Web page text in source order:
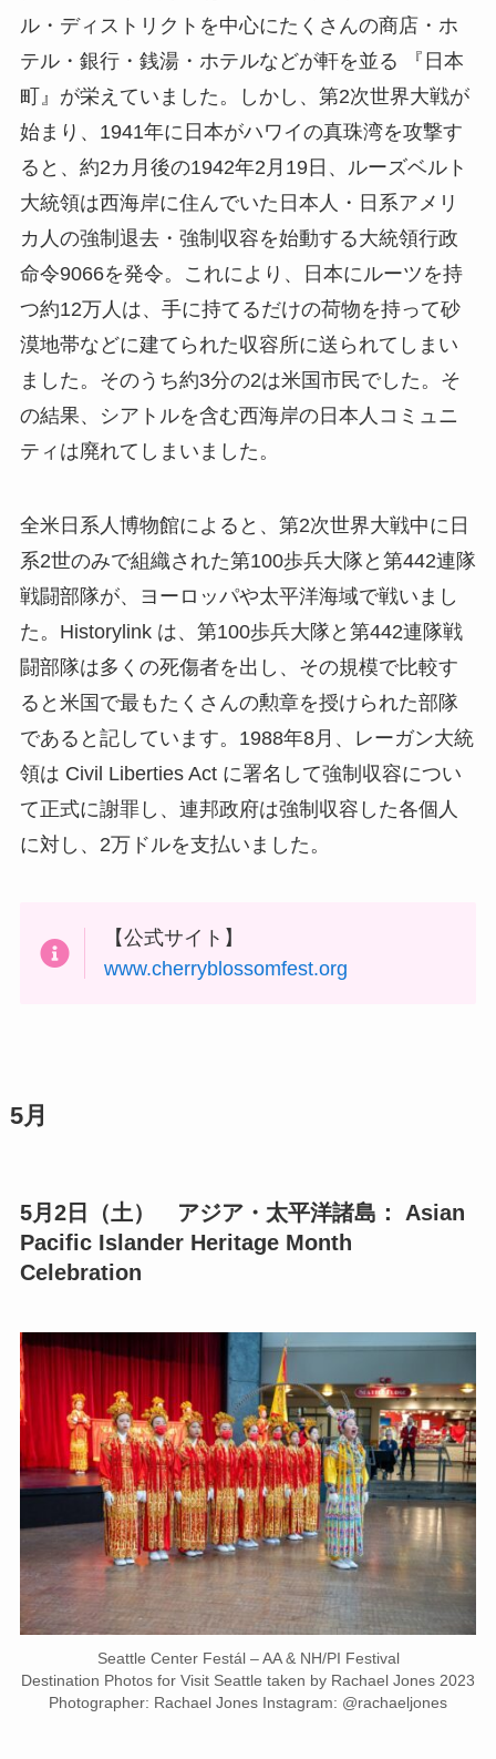
ル・ディストリクトを中心にたくさんの商店・ホ
テル・銀行・銭湯・ホテルなどが軒を並る 『日本
町』が栄えていました。しかし、第2次世界大戦が
始まり、1941年に日本がハワイの真珠湾を攻撃す
ると、約2カ月後の1942年2月19日、ルーズベルト
大統領は西海岸に住んでいた日本人・日系アメリ
カ人の強制退去・強制収容を始動する大統領行政
命令9066を発令。これにより、日本にルーツを持
つ約12万人は、手に持てるだけの荷物を持って砂
漠地帯などに建てられた収容所に送られてしまい
ました。そのうち約3分の2は米国市民でした。そ
の結果、シアトルを含む西海岸の日本人コミュニ
ティは廃れてしまいました。
全米日系人博物館によると、第2次世界大戦中に日
系2世のみで組織された第100歩兵大隊と第442連隊
戦闘部隊が、ヨーロッパや太平洋海域で戦いまし
た。Historylink は、第100歩兵大隊と第442連隊戦
闘部隊は多くの死傷者を出し、その規模で比較す
ると米国で最もたくさんの勲章を授けられた部隊
であると記しています。1988年8月、レーガン大統
領は Civil Liberties Act に署名して強制収容につい
て正式に謝罪し、連邦政府は強制収容した各個人
に対し、2万ドルを支払いました。
【公式サイト】
www.cherryblossomfest.org
5月
5月2日（土） アジア・太平洋諸島： Asian
Pacific Islander Heritage Month
Celebration
Seattle Center Festál – AA & NH/PI Festival
Destination Photos for Visit Seattle taken by Rachael Jones 2023
Photographer: Rachael Jones Instagram: @rachaeljones